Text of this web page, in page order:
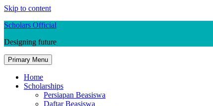
Skip to content
Scholars Official
Designing future
Primary Menu
Home
Scholarships
Persiapan Beasiswa
Daftar Beasiswa